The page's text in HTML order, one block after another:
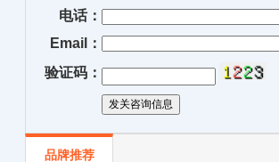
电话：
Email：
验证码：
品牌推荐